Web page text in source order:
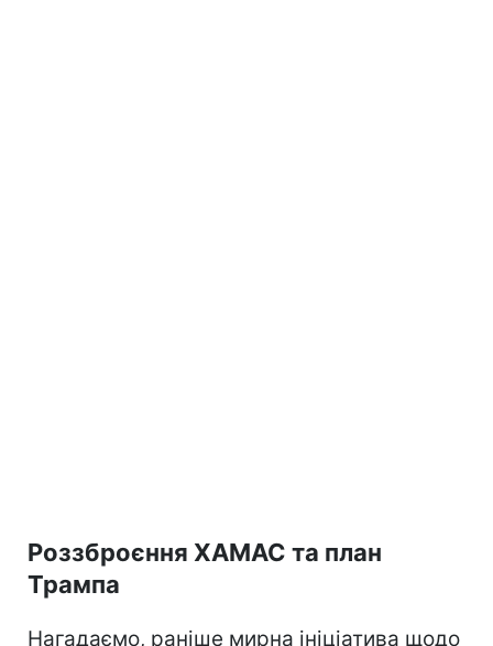
Роззброєння ХАМАС та план
Трампа
Нагадаємо, раніше мирна ініціатива щодо